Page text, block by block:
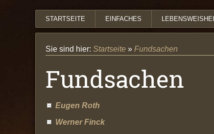
STARTSEITE EINFACHES
Sie sind hier: Startseite » Fundsachen
Fundsachen
Eugen Roth
Werner Finck